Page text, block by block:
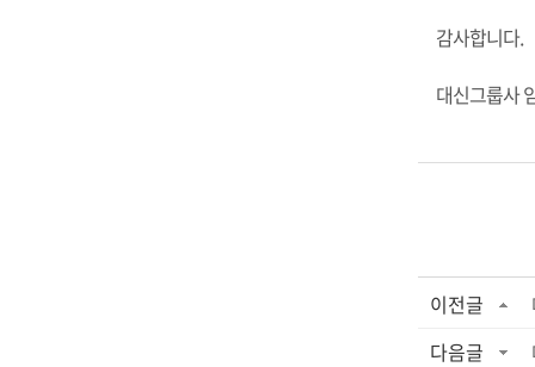
감사합니다.
대신그룹사
이전글
다음글